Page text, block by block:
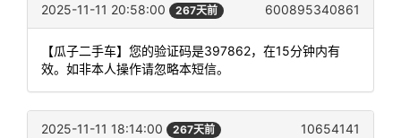
2025-11-11 20:58:00 267天前 600895340861
【瓜子二手车】您的验证码是397862，在15分钟内有
效。如非本人操作请忽略本短信。
2025-11-11 18:14:00 267天前 10654141